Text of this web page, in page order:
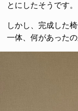
とにしたそうです。
しかし、完成した椅
一体、何があった